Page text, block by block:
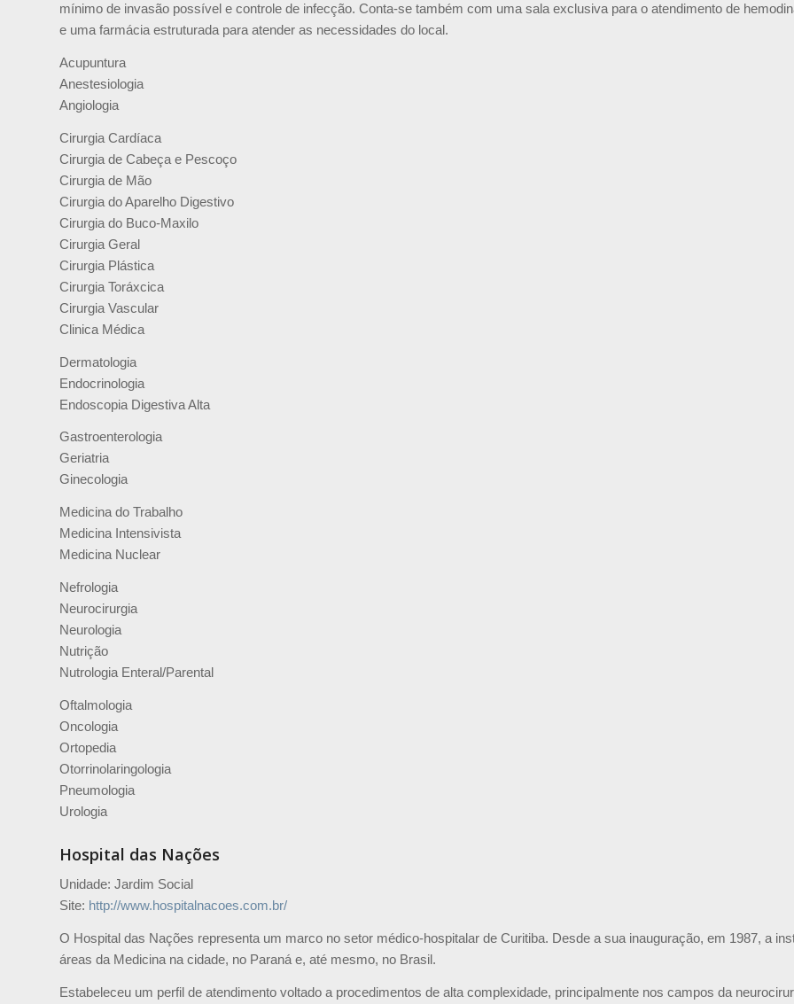
mínimo de invasão possível e controle de infecção. Conta-se também com uma sala exclusiva para o atendimento de
e uma farmácia estruturada para atender as necessidades do local.
Acupuntura
Anestesiologia
Angiologia
Cirurgia Cardíaca
Cirurgia de Cabeça e Pescoço
Cirurgia de Mão
Cirurgia do Aparelho Digestivo
Cirurgia do Buco-Maxilo
Cirurgia Geral
Cirurgia Plástica
Cirurgia Toráxcica
Cirurgia Vascular
Clinica Médica
Dermatologia
Endocrinologia
Endoscopia Digestiva Alta
Gastroenterologia
Geriatria
Ginecologia
Medicina do Trabalho
Medicina Intensivista
Medicina Nuclear
Nefrologia
Neurocirurgia
Neurologia
Nutrição
Nutrologia Enteral/Parental
Oftalmologia
Oncologia
Ortopedia
Otorrinolaringologia
Pneumologia
Urologia
Hospital das Nações
Unidade: Jardim Social
Site: http://www.hospitalnacoes.com.br/
O Hospital das Nações representa um marco no setor médico-hospitalar de Curitiba. Desde a sua inauguração, em 1987, a
áreas da Medicina na cidade, no Paraná e, até mesmo, no Brasil.
Estabeleceu um perfil de atendimento voltado a procedimentos de alta complexidade, principalmente nos campos da